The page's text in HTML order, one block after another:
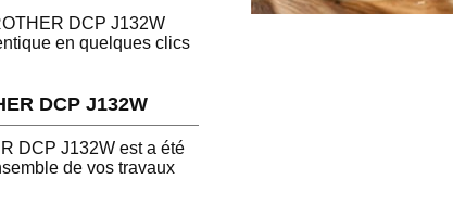
DCP J132W
en quelques clics
DCP J132W
DCP J132W est a été
de vos travaux